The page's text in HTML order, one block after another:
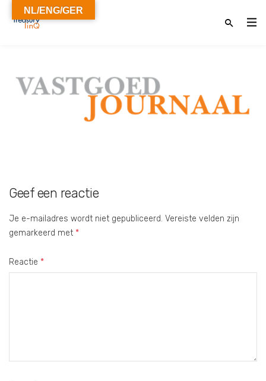
Geef een reactie
Je e-mailadres wordt niet gepubliceerd. Vereiste velden zijn
gemarkeerd met *
Reactie *
NL/ENG/GER